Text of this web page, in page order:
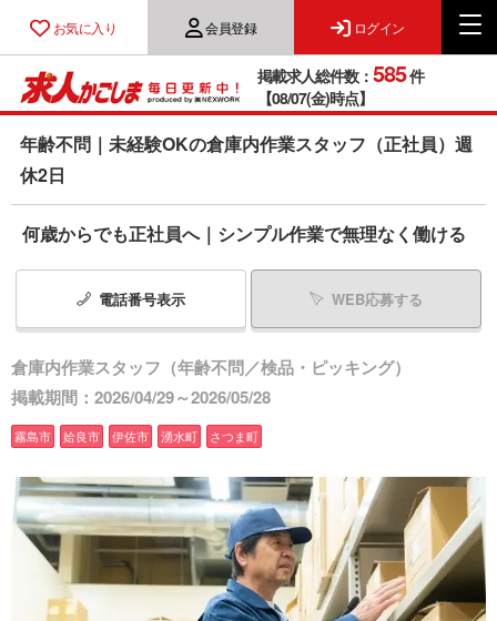
お気に入り 会員登録 ログイン
掲載求人総件数： 585件
【08/07(金)時点】
年齢不問｜未経験OKの倉庫内作業スタッフ（正社員）週
休2日
何歳からでも正社員へ｜シンプル作業で無理なく働ける
電話番号表示 WEB応募する
倉庫内作業スタッフ（年齢不問／検品・ピッキング）
掲載期間：2026/04/29～2026/05/28
霧島市 姶良市 伊佐市 湧水町 さつま町